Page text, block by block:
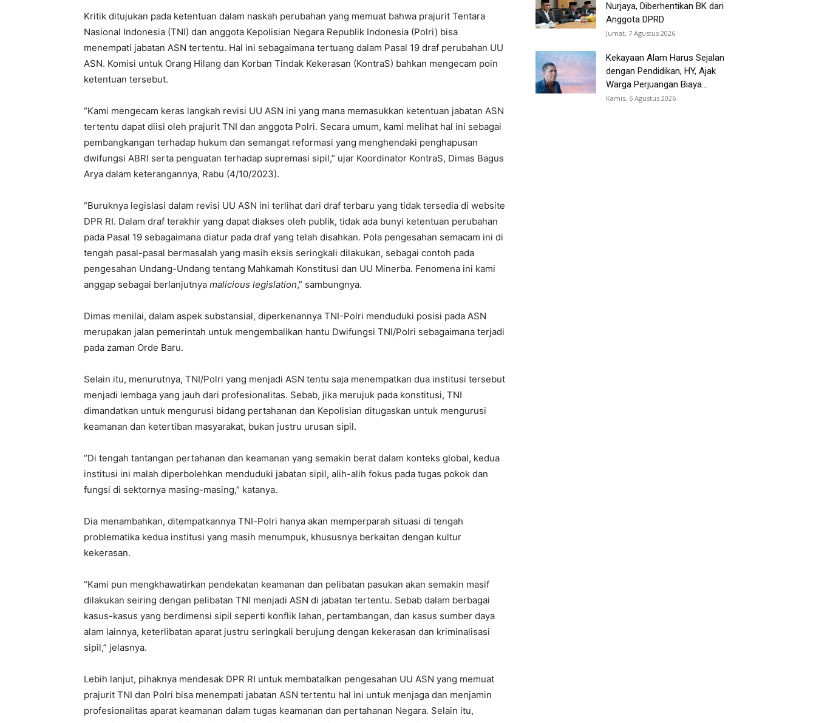
Kritik ditujukan pada ketentuan dalam naskah perubahan yang memuat bahwa prajurit Tentara
Nasional Indonesia (TNI) dan anggota Kepolisian Negara Republik Indonesia (Polri) bisa
menempati jabatan ASN tertentu. Hal ini sebagaimana tertuang dalam Pasal 19 draf perubahan UU
ASN. Komisi untuk Orang Hilang dan Korban Tindak Kekerasan (KontraS) bahkan mengecam poin
ketentuan tersebut.
“Kami mengecam keras langkah revisi UU ASN ini yang mana memasukkan ketentuan jabatan ASN
tertentu dapat diisi oleh prajurit TNI dan anggota Polri. Secara umum, kami melihat hal ini sebagai
pembangkangan terhadap hukum dan semangat reformasi yang menghendaki penghapusan
dwifungsi ABRI serta penguatan terhadap supremasi sipil,” ujar Koordinator KontraS, Dimas Bagus
Arya dalam keterangannya, Rabu (4/10/2023).
“Buruknya legislasi dalam revisi UU ASN ini terlihat dari draf terbaru yang tidak tersedia di website
DPR RI. Dalam draf terakhir yang dapat diakses oleh publik, tidak ada bunyi ketentuan perubahan
pada Pasal 19 sebagaimana diatur pada draf yang telah disahkan. Pola pengesahan semacam ini di
tengah pasal-pasal bermasalah yang masih eksis seringkali dilakukan, sebagai contoh pada
pengesahan Undang-Undang tentang Mahkamah Konstitusi dan UU Minerba. Fenomena ini kami
anggap sebagai berlanjutnya malicious legislation,” sambungnya.
Dimas menilai, dalam aspek substansial, diperkenannya TNI-Polri menduduki posisi pada ASN
merupakan jalan pemerintah untuk mengembalikan hantu Dwifungsi TNI/Polri sebagaimana terjadi
pada zaman Orde Baru.
Selain itu, menurutnya, TNI/Polri yang menjadi ASN tentu saja menempatkan dua institusi tersebut
menjadi lembaga yang jauh dari profesionalitas. Sebab, jika merujuk pada konstitusi, TNI
dimandatkan untuk mengurusi bidang pertahanan dan Kepolisian ditugaskan untuk mengurusi
keamanan dan ketertiban masyarakat, bukan justru urusan sipil.
“Di tengah tantangan pertahanan dan keamanan yang semakin berat dalam konteks global, kedua
institusi ini malah diperbolehkan menduduki jabatan sipil, alih-alih fokus pada tugas pokok dan
fungsi di sektornya masing-masing,” katanya.
Dia menambahkan, ditempatkannya TNI-Polri hanya akan memperparah situasi di tengah
problematika kedua institusi yang masih menumpuk, khususnya berkaitan dengan kultur
kekerasan.
“Kami pun mengkhawatirkan pendekatan keamanan dan pelibatan pasukan akan semakin masif
dilakukan seiring dengan pelibatan TNI menjadi ASN di jabatan tertentu. Sebab dalam berbagai
kasus-kasus yang berdimensi sipil seperti konflik lahan, pertambangan, dan kasus sumber daya
alam lainnya, keterlibatan aparat justru seringkali berujung dengan kekerasan dan kriminalisasi
sipil,” jelasnya.
Lebih lanjut, pihaknya mendesak DPR RI untuk membatalkan pengesahan UU ASN yang memuat
prajurit TNI dan Polri bisa menempati jabatan ASN tertentu hal ini untuk menjaga dan menjamin
profesionalitas aparat keamanan dalam tugas keamanan dan pertahanan Negara. Selain itu,
Nurjaya, Diberhentikan BK dari
Anggota DPRD
Jumat, 7 Agustus 2026
Kekayaan Alam Harus Sejalan
dengan Pendidikan, HY, Ajak
Warga Perjuangan Biaya...
Kamis, 6 Agustus 2026